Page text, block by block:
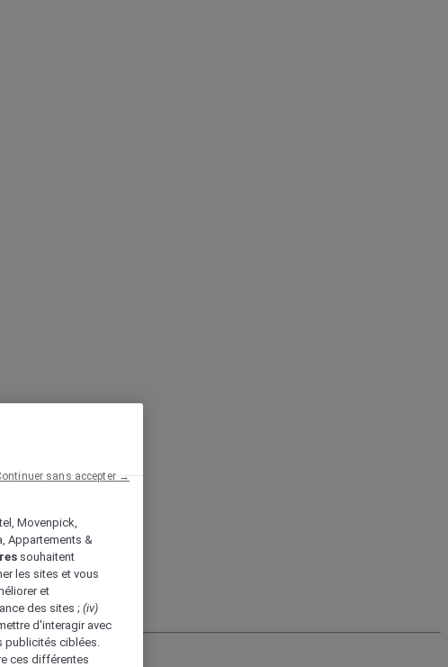
Movenpick,
Appartements &
souhaitent
les sites et vous
et
des sites ; (iv)
d'interagir avec
publicités ciblées.
ces différentes
sans accepter →